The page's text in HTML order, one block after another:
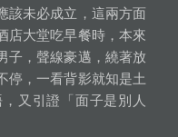
該未必成立，這兩方面
店大堂吃早餐時，本來
子，聲線豪邁，繞著放
停，一看背影就知是土
又引證「面子是別人